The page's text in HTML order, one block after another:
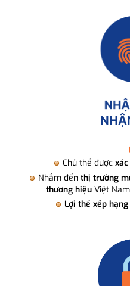
Chủ thể được
Nhắm đến thị trường
thương hiệuViệt
Lợi thế xếp hạng